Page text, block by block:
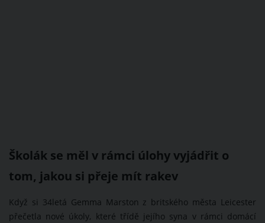
Školák se měl v rámci úlohy vyjádřit o
tom, jakou si přeje mít rakev
Když si 34letá Gemma Marston z britského města Leicester
přečetla nové úkoly, které třídě jejího syna v rámci domácí